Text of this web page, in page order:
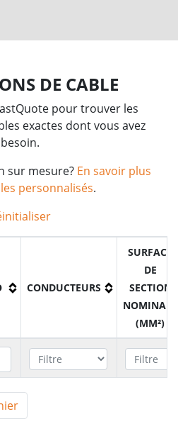
DE CABLE
pour trouver les
exactes dont vous avez
besoin.
sur mesure? En savoir plus
personnalisés.
CONDUCTEURS
SURFACE
DE
SECTION
NOMINALE
(MM²)